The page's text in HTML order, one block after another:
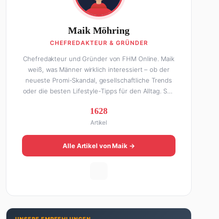
Maik Möhring
CHEFREDAKTEUR & GRÜNDER
Chefredakteur und Gründer von FHM Online. Maik
weiß, was Männer wirklich interessiert – ob der
neueste Promi-Skandal, gesellschaftliche Trends
oder die besten Lifestyle-Tipps für den Alltag. Seit
hat FHM Online zu einer der führenden Männer-
Lifestyle-Plattformen im deutschsprachigen Raum
aufgebaut. Sein Weg dahin war alles andere als
geradlinig: Die eine Hälfte seines Lebens stand er
in der Gastronomie – mit allem, was dazugehört.
unterhaltsam und immer nah dran. Wenn Maik
1628
Artikel
Alle Artikel von Maik →